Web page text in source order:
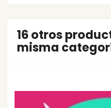
16 otros
misma